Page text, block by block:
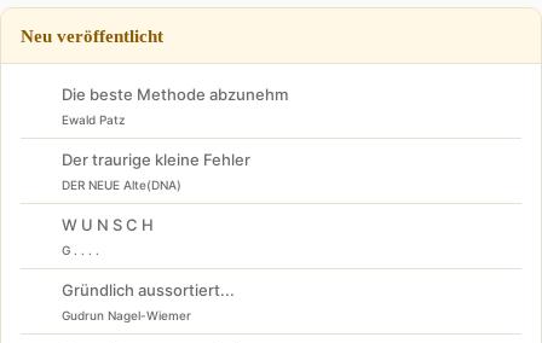
Neu veröffentlicht
Die beste Methode abzunehm
Ewald Patz
Der traurige kleine Fehler
DER NEUE Alte(DNA)
W U N S C H
G . . . .
Gründlich aussortiert...
Gudrun Nagel-Wiemer